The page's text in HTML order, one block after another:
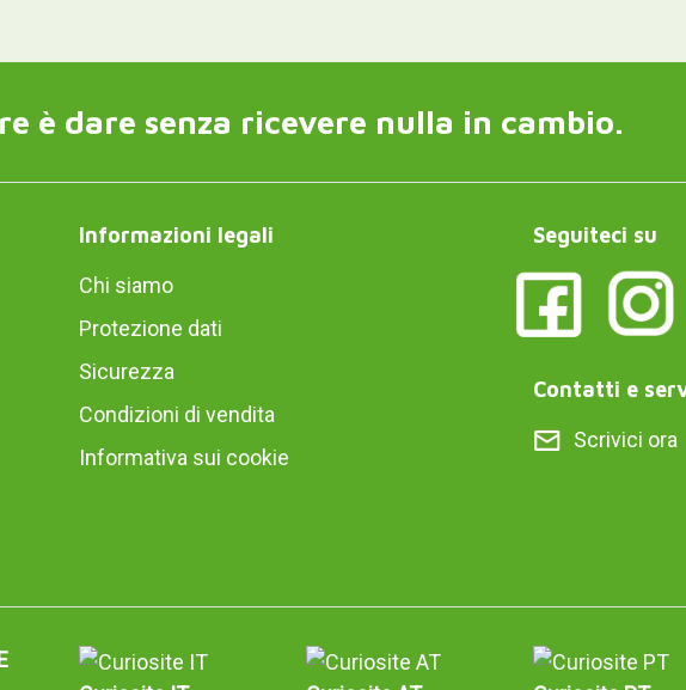
è dare senza ricevere nulla in cambio.
Informazioni legali
Chi siamo
Protezione dati
Sicurezza
Condizioni di vendita
Informativa sui cookie
Seguiteci su
Contatti e
Scrivici ora